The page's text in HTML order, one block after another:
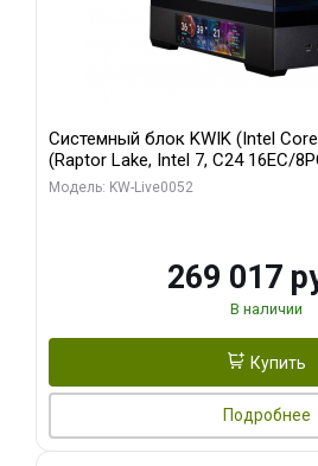
Системный блок KWIK (Intel
(Raptor Lake, Intel 7, C24 16EC/
модуля)/ Palit RTX5080
Модель: KW-Live0052
269 017
В наличии
Купить
Подробнее